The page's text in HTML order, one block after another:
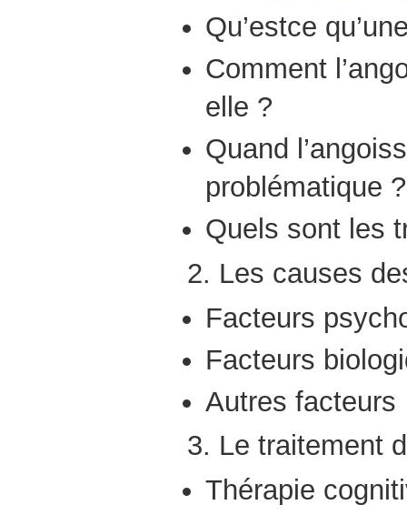
Qu’estce
Comment
elle ?
Quand
problématique ?
Quels sont les
2. Les causes
Facteurs
Facteurs
Autres facteurs
3. Le traitement
Thérapie